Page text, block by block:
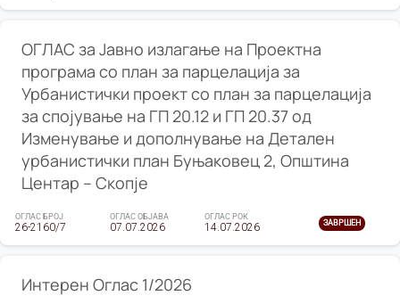
ОГЛАС за Јавно излагање на Проектна
програма со план за парцелација за
Урбанистички проект со план за парцелација
за спојување на ГП 20.12 и ГП 20.37 од
Изменување и дополнување на Детален
урбанистички план Буњаковец 2, Општина
Центар – Скопје
ОГЛАС БРОЈ
26-2160/7
ОГЛАС ОБЈАВА
07.07.2026
ОГЛАС РОК
14.07.2026 ЗАВРШЕН
Интерен Оглас 1/2026